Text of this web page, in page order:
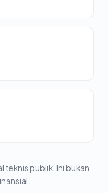
teknis publik. Ini bukan